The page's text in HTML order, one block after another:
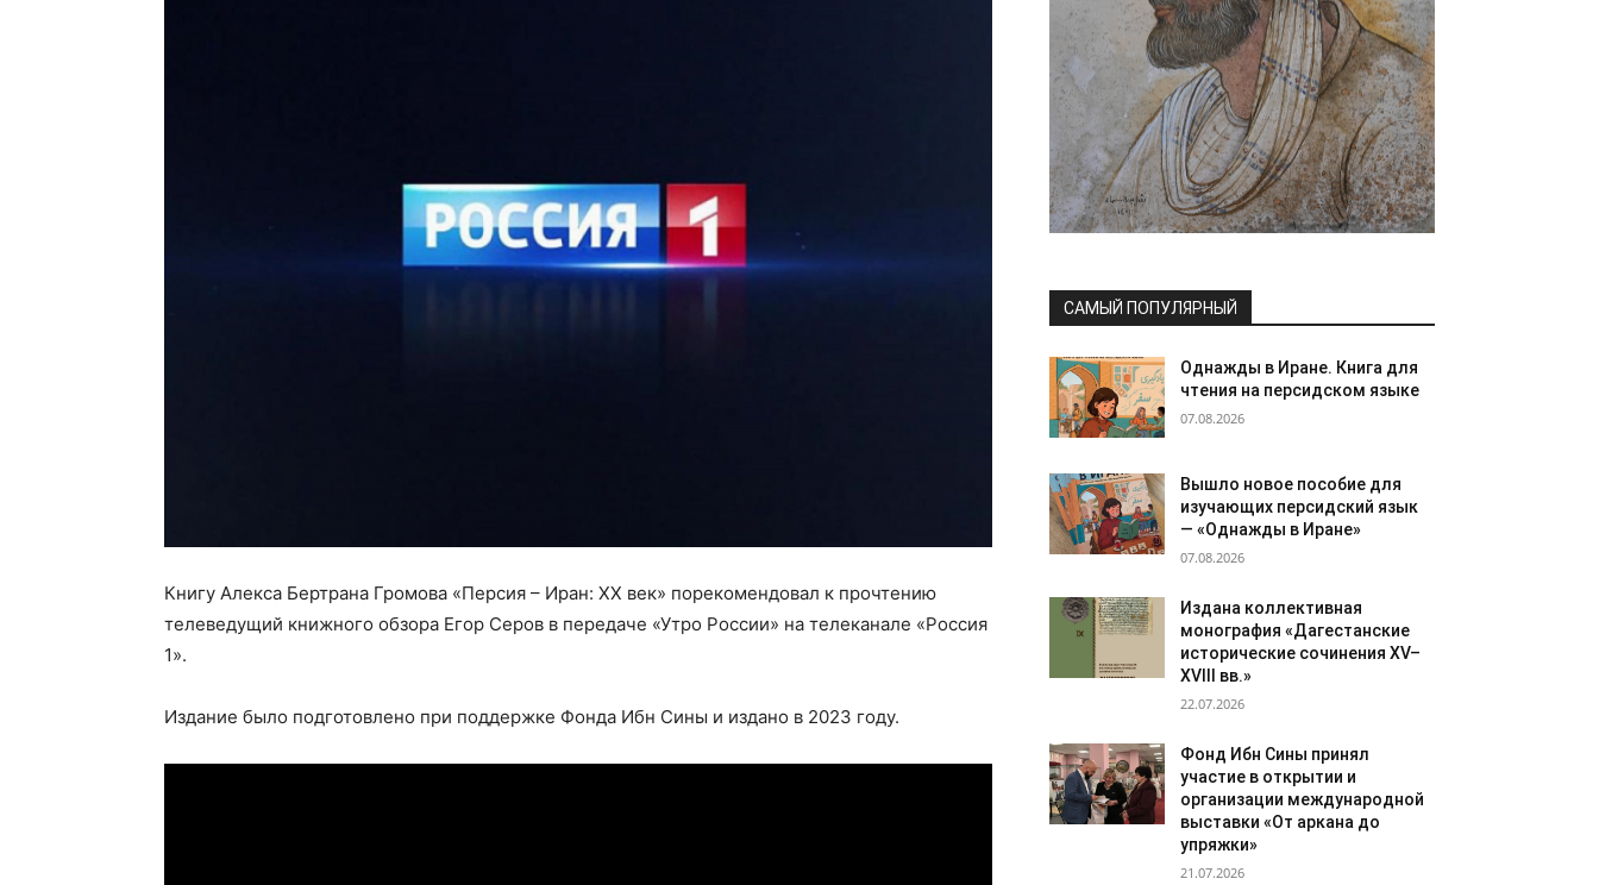
Книгу Алекса Бертрана Громова «Персия – Иран: XX век» порекомендовал к прочтению
телеведущий книжного обзора Егор Серов в передаче «Утро России» на телеканале «Россия
1».
Издание было подготовлено при поддержке Фонда Ибн Сины и издано в 2023 году.
САМЫЙ ПОПУЛЯРНЫЙ
Однажды в Иране. Книга для
чтения на персидском языке
07.08.2026
Вышло новое пособие для
изучающих персидский язык
— «Однажды в Иране»
07.08.2026
Издана коллективная
монография «Дагестанские
исторические сочинения XV–
XVIII вв.»
22.07.2026
Фонд Ибн Сины принял
участие в открытии и
организации международной
выставки «От аркана до
упряжки»
21.07.2026